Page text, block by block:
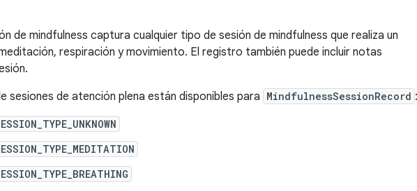
de mindfulness captura cualquier tipo de sesión de mindfulness que realiza un
respiración y movimiento. El registro también puede incluir notas
sesiones de atención plena están disponibles para MindfulnessSessionRecord :